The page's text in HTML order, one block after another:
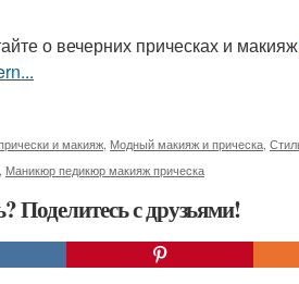
о вечерних прическах и макияж
и макияж Модный макияж и прическа
Маникюр педикюр макияж прическа
Поделитесь с друзьями!